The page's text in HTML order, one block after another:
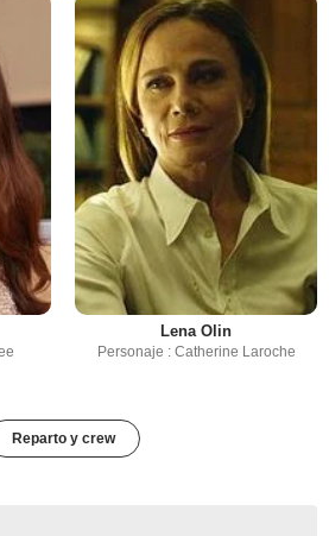
Lena Olin
Personaje : Catherine Laroche
Reparto y crew